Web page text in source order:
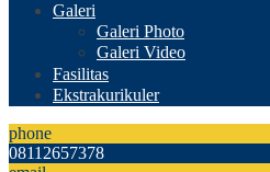
Galeri
Galeri Photo
Galeri Video
Fasilitas
Ekstrakurikuler
phone
08112657378